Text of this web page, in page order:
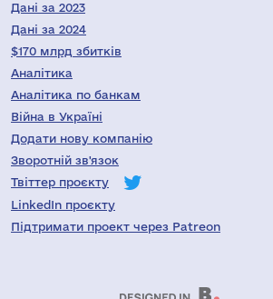
Дані за 2023
Дані за 2024
$170 млрд збитків
Аналітика
Аналітика по банкам
Війна в Україні
Додати нову компанію
Зворотній зв'язок
Твіттер проєкту
LinkedIn проєкту
Підтримати проект через Patreon